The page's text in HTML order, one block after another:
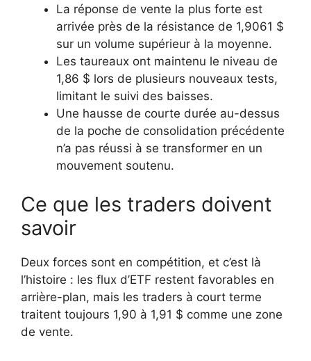
La réponse de vente la plus forte est
arrivée près de la résistance de 1,9061 $
sur un volume supérieur à la moyenne.
Les taureaux ont maintenu le niveau de
1,86 $ lors de plusieurs nouveaux tests,
limitant le suivi des baisses.
Une hausse de courte durée au-dessus
de la poche de consolidation précédente
n’a pas réussi à se transformer en un
mouvement soutenu.
Ce que les traders doivent
savoir
Deux forces sont en compétition, et c’est là
l’histoire : les flux d’ETF restent favorables en
arrière-plan, mais les traders à court terme
traitent toujours 1,90 à 1,91 $ comme une zone
de vente.